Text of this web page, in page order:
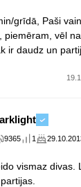
grīdā, Paši
piemēram, vēl
ir daudz un
9365 1
vismaz divas.